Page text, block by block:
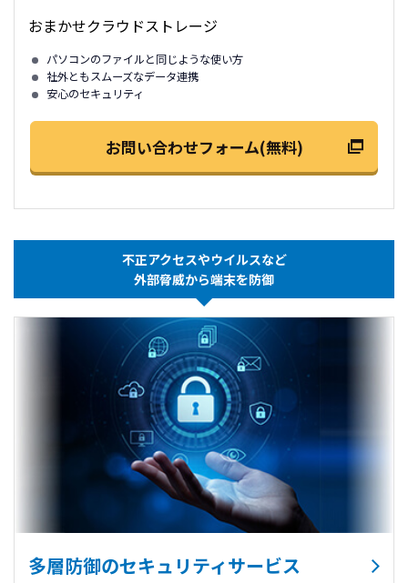
おまかせクラウドストレージ
パソコンのファイルと同じような使い方
社外ともスムーズなデータ連携
安心のセキュリティ
お問い合わせフォーム(無料)
不正アクセスやウイルスなど
外部脅威から端末を防御
多層防御のセキュリティサービス